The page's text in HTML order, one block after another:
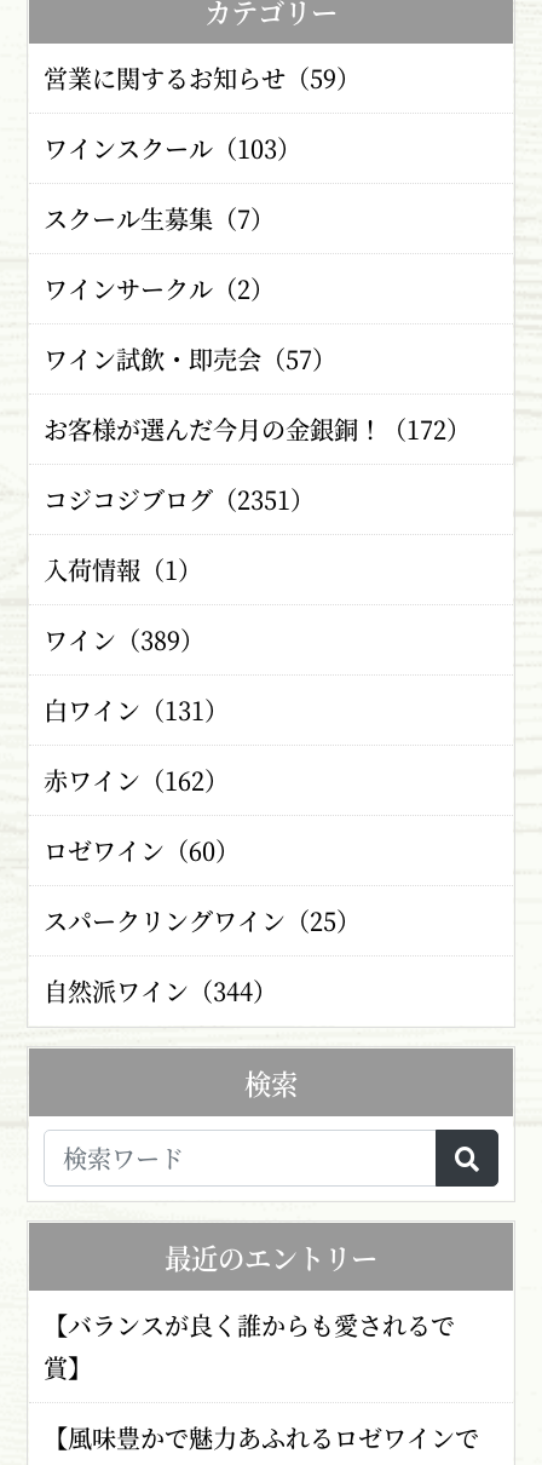
カテゴリー
営業に関するお知らせ（59）
ワインスクール（103）
スクール生募集（7）
ワインサークル（2）
ワイン試飲・即売会（57）
お客様が選んだ今月の金銀銅！（172）
コジコジブログ（2351）
入荷情報（1）
ワイン（389）
白ワイン（131）
赤ワイン（162）
ロゼワイン（60）
スパークリングワイン（25）
自然派ワイン（344）
検索
最近のエントリー
【バランスが良く誰からも愛されるで
賞】
【風味豊かで魅力あふれるロゼワインで